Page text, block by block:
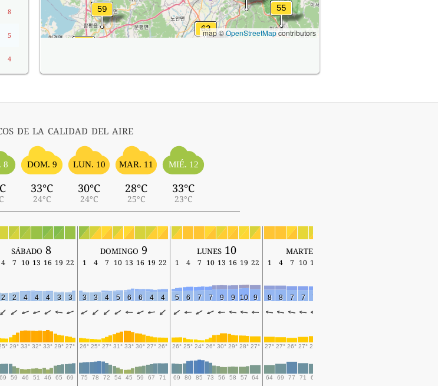
8
5
4
map ©OpenStreetMapcontributors
de la calidad del aire
8 DOM. 9
33°C
24°C
LUN. 10
30°C
24°C
MAR. 11
28°C
25°C
MIÉ. 12
33°C
23°C
sábado 8 domingo 9 lunes 10 martes 11
4 7 10 13 16 19 22 1 4 7 10 13 16 19 22 1 4 7 10 13 16 19 22 1 4 7 10 13
2 2 4 4 4 3 3 3 3 4 5 6 6 4 4 5 6 7 7 9 9 10 9 8 8 7 7 7
29° 33° 32° 33° 29° 27° 26° 25° 27° 31° 33° 30° 27° 26° 26° 25° 24° 26° 30° 29° 28° 27° 27° 27° 26° 27° 28°
69 59 46 51 46 65 69 75 78 72 54 45 59 67 71 69 80 85 73 56 58 57 64 64 69 77 71 68